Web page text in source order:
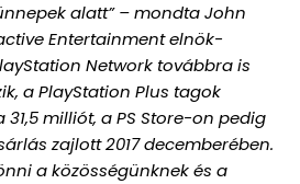
alatt” – mondta John
Entertainment elnök-
Network továbbra is
a PlayStation Plus tagok
milliót, a PS Store-on pedig
zajlott 2017 decemberében.
a közösségünknek és a